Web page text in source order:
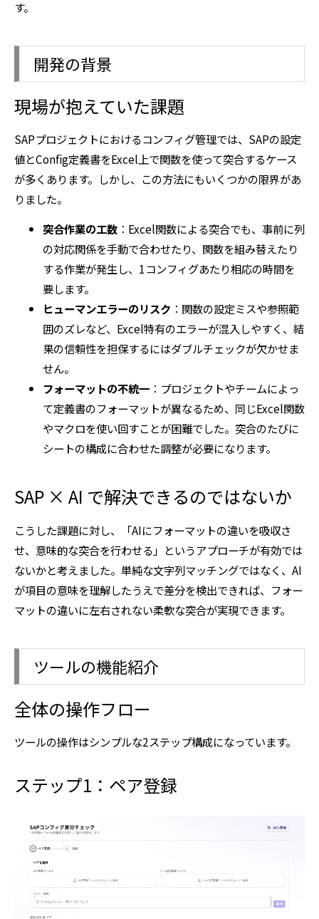
す。
開発の背景
現場が抱えていた課題
SAPプロジェクトにおけるコンフィグ管理では、SAPの設定
値とConfig定義書をExcel上で関数を使って突合するケース
が多くあります。しかし、この方法にもいくつかの限界があ
りました。
突合作業の工数 ：Excel関数による突合でも、事前に列
の対応関係を手動で合わせたり、関数を組み替えたり
する作業が発生し、1コンフィグあたり相応の時間を
要します。
ヒューマンエラーのリスク ：関数の設定ミスや参照範
囲のズレなど、Excel特有のエラーが混入しやすく、結
果の信頼性を担保するにはダブルチェックが欠かせま
せん。
フォーマットの不統一 ：プロジェクトやチームによっ
て定義書のフォーマットが異なるため、同じExcel関数
やマクロを使い回すことが困難でした。突合のたびに
シートの構成に合わせた調整が必要になります。
SAP × AI で解決できるのではないか
こうした課題に対し、「AIにフォーマットの違いを吸収さ
せ、意味的な突合を行わせる」というアプローチが有効では
ないかと考えました。単純な文字列マッチングではなく、AI
が項目の意味を理解したうえで差分を検出できれば、フォー
マットの違いに左右されない柔軟な突合が実現できます。
ツールの機能紹介
全体の操作フロー
ツールの操作はシンプルな2ステップ構成になっています。
ステップ1：ペア登録